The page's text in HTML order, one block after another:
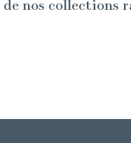
de nos collections